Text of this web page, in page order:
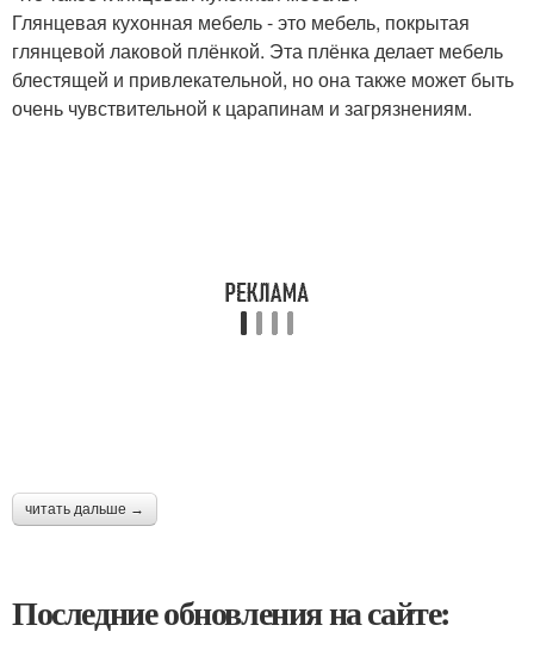
Глянцевая кухонная мебель - это мебель, покрытая
глянцевой лаковой плёнкой. Эта плёнка делает мебель
блестящей и привлекательной, но она также может быть
очень чувствительной к царапинам и загрязнениям.
читать дальше →
Последние обновления на сайте: